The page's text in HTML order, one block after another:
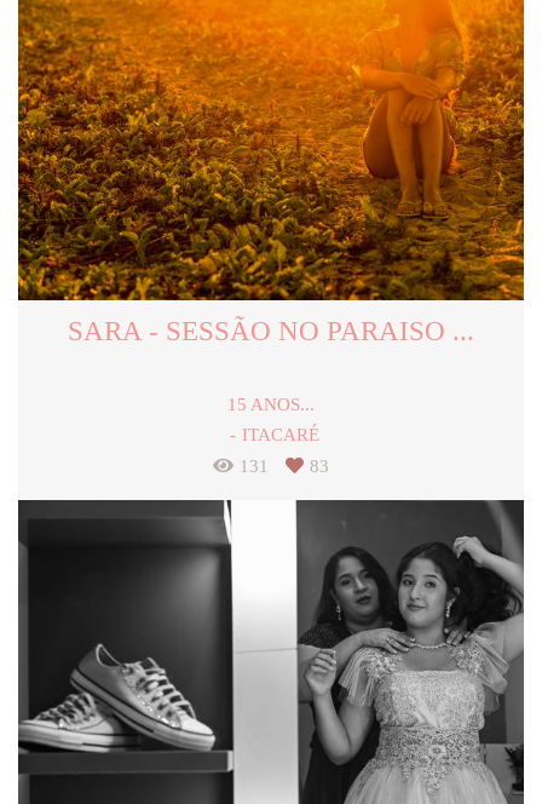
SARA - SESSÃO NO PARAISO ...
15 ANOS...
ITACARÉ
131
83